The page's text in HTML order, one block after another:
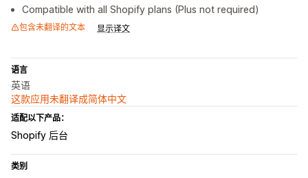
Compatible with all Shopify plans (Plus not required)
包含未翻译的文本 显示译文
语言
英语
这款应用未翻译成简体中文
适配以下产品：
Shopify 后台
类别